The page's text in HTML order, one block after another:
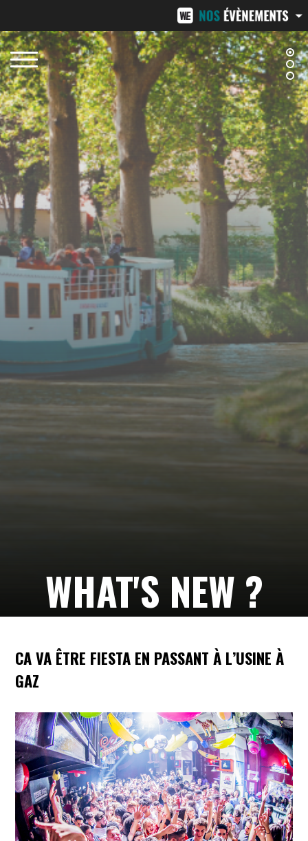
NÎMES URBAN TRAIL
20/21 FÉVRIER 2027
BEZIERS URBAN TRAIL
11 OCTOBRE 2026
Suivez-
nous…
WHAT'S NEW ?
CA VA ÊTRE FIESTA EN PASSANT À L’USINE À
GAZ